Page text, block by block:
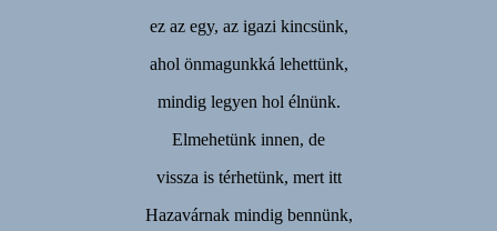
ez az egy, az igazi kincsünk,
ahol önmagunkká lehettünk,
mindig legyen hol élnünk.
Elmehetünk innen, de
vissza is térhetünk, mert itt
Hazavárnak mindig bennünk,